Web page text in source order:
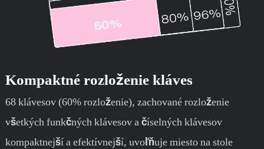
Kompaktné rozloženie kláves
68 klávesov (60% rozloženie), zachované rozloženie
všetkých funkčných klávesov a číselných klávesov
kompaktnejší a efektívnejší, uvoľňuje miesto na stole